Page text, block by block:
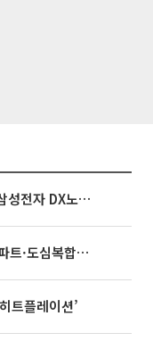
3445억 자사주 지급 마쳤는데...삼성전자 DX노조, 뒤늦은 '떼쓰기 집회'
영끌 '주택공급' 대책 임박⋯비아파트·도심복합까지 총동원
트플레이션’